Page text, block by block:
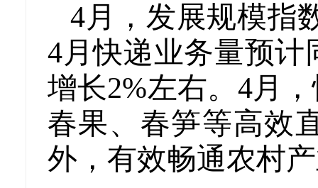
4月，发展规模指
4月快递业务量预计
增长2%左右。4月
春果、春笋等高效
外，有效畅通农村